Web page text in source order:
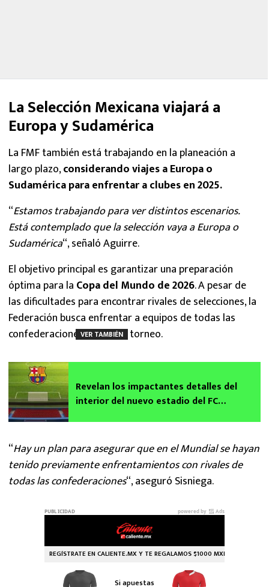
La Selección Mexicana viajará a
Europa y Sudamérica
La FMF también está trabajando en la planeación a
largo plazo,considerando viajes a Europa o
Sudamérica para enfrentar a clubes en 2025.
“Estamos trabajando para ver distintos escenarios.
Está contemplado que la selección vaya a Europa o
Sudamérica“, señaló Aguirre.
El objetivo principal es garantizar una preparación
óptima para la Copa del Mundo de 2026. A pesar de
las dificultades para encontrar rivales de selecciones, la
Federación busca enfrentar a equipos de todas las
confederaciones antes del torneo.
VER TAMBIÉN
Revelan los impactantes detalles del
interior del nuevo estadio del FC
“Hay un plan para asegurar que en el Mundial se hayan
tenido previamente enfrentamientos con rivales de
todas las confederaciones“, aseguró Sisniega.